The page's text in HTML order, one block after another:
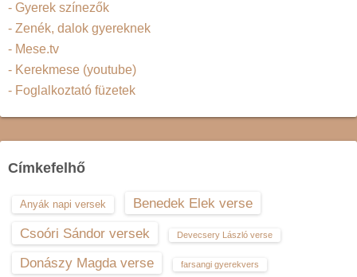
- Gyerek színezők
- Zenék, dalok gyereknek
- Mese.tv
- Kerekmese (youtube)
- Foglalkoztató füzetek
Címkefelhő
Anyák napi versek
Benedek Elek verse
Csoóri Sándor versek
Devecsery László verse
Donászy Magda verse farsangi gyerekvers